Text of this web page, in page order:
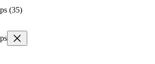
(35)